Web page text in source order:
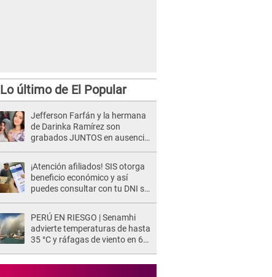
Lo último de El Popular
Jefferson Farfán y la hermana
de Darinka Ramírez son
grabados JUNTOS en ausencia
¡Atención afiliados! SIS otorga
beneficio económico y así
puedes consultar con tu DNI si
PERÚ EN RIESGO | Senamhi
advierte temperaturas de hasta
35 °C y ráfagas de viento en 6